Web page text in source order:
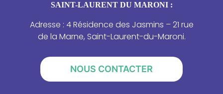
SAINT-LAURENT DU MARONI :
Adresse : 4 Résidence des Jasmins – 21 rue
de la Marne, Saint-Laurent-du-Maroni.
NOUS CONTACTER